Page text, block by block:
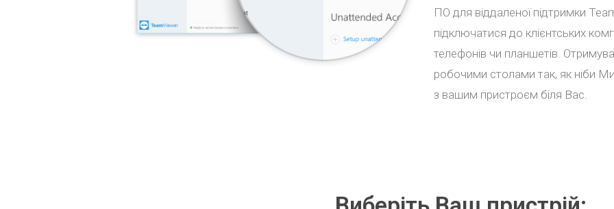
ПО для віддаленої підтримки
підключатися до клієнтських
телефонів чи планшетів.
робочими столами так, як ніби
з вашим пристроєм біля Вас.